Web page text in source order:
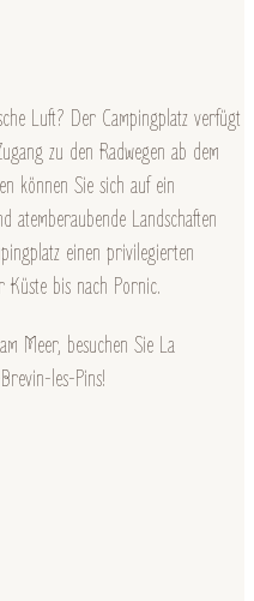
Luft? Der Campingplatz verfügt
zu den Radwegen ab dem
können Sie sich auf ein
atemberaubende Landschaften
einen privilegierten
Küste bis nach Pornic.
Meer, besuchen Sie La
les-Pins!